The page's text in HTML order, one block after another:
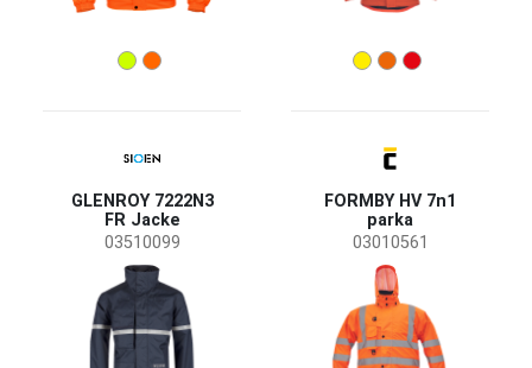
GLENROY 7222N3
FR Jacke
03510099
FORMBY HV 7n1
parka
03010561